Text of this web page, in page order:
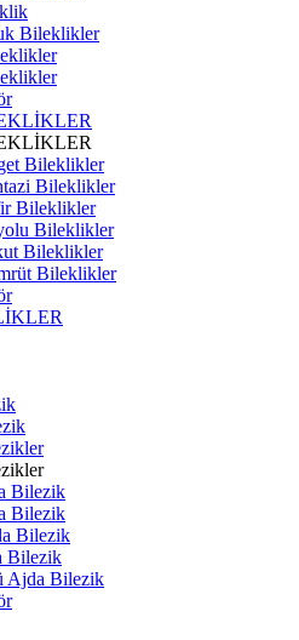
Bileklikler
Bileklikler
Bileklikler
Bileklikler
Bileklikler
Bileklikler
Bileklikler
Bilezik
Bilezik
Bilezik
Bilezik
Ajda Bilezik